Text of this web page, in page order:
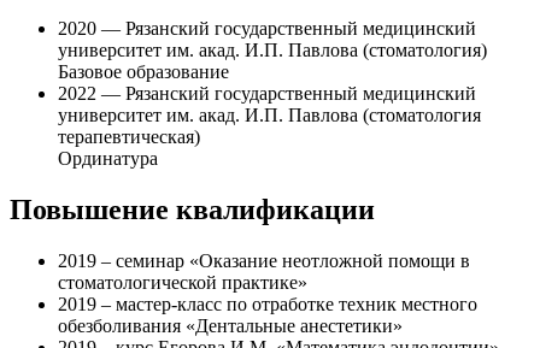
2020 — Рязанский государственный медицинский
университет им. акад. И.П. Павлова (стоматология)
Базовое образование
2022 — Рязанский государственный медицинский
университет им. акад. И.П. Павлова (стоматология
терапевтическая)
Ординатура
Повышение квалификации
2019 – семинар «Оказание неотложной помощи в
стоматологической практике»
2019 – мастер-класс по отработке техник местного
обезболивания «Дентальные анестетики»